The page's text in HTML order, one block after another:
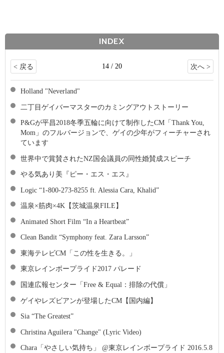
INDEX
< 戻る 14 / 20 次へ >
Holland "Neverland"
二丁目ゲイバーマスターのカミングアウトストーリー
P&Gが平昌2018冬季五輪に向けて制作したCM「Thank You,
Mom」のフルバージョンで、ゲイの少年がフィーチャーされ
ています
世界中で賞賛されたNZ国会議員の同性婚賛成スピーチ
やる気あり美『ピー・エス・エス』
Logic “1-800-273-8255 ft. Alessia Cara, Khalid”
温泉×筋肉×4K【茨城温泉FILE】
Animated Short Film “In a Heartbeat”
Clean Bandit “Symphony feat. Zara Larsson”
東海テレビCM「この性を生きる。」
東京レインボープライド2017 パレード
国連広報センター「Free & Equal：排除の代償」
ゲイやレズビアンが登場したCM【国内編】
Sia “The Greatest”
Christina Aguilera "Change" (Lyric Video)
Chara「やさしい気持ち」 @東京レインボープライド 2016.5.8